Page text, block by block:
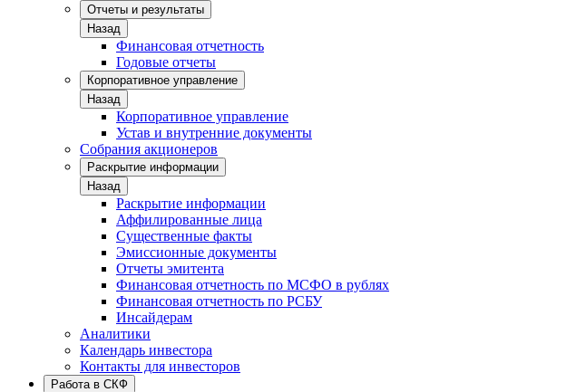
Отчеты и результаты
Назад
Финансовая отчетность
Годовые отчеты
Корпоративное управление
Назад
Корпоративное управление
Устав и внутренние документы
Собрания акционеров
Раскрытие информации
Назад
Раскрытие информации
Аффилированные лица
Существенные факты
Эмиссионные документы
Отчеты эмитента
Финансовая отчетность по МСФО в рублях
Финансовая отчетность по РСБУ
Инсайдерам
Аналитики
Календарь инвестора
Контакты для инвесторов
Работа в СКФ